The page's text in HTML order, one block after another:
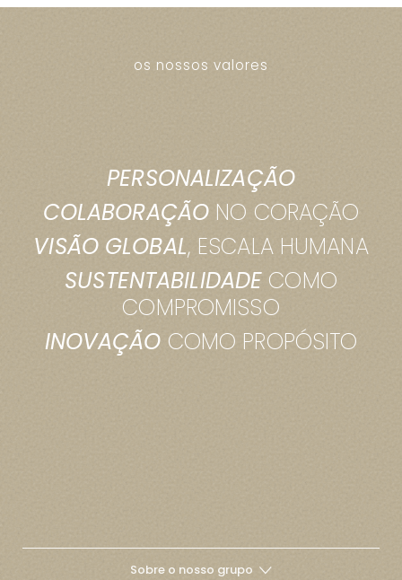
os nossos valores
PERSONALIZAÇÃO
COLABORAÇÃO NO CORAÇÃO
VISÃO GLOBAL, ESCALA HUMANA
SUSTENTABILIDADE COMO
COMPROMISSO
INOVAÇÃO COMO PROPÓSITO
Sobre o nosso grupo